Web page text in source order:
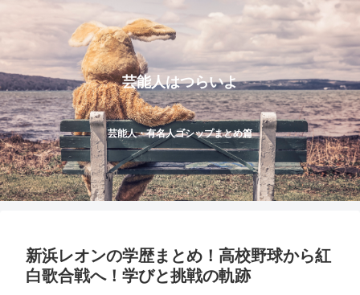
芸能人はつらいよ
芸能人・有名人ゴシップまとめ篇
新浜レオンの学歴まとめ！高校野球から紅
白歌合戦へ！学びと挑戦の軌跡